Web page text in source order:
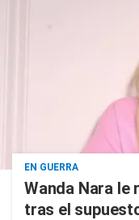
EN GUERRA
Wanda Nara le
tras el